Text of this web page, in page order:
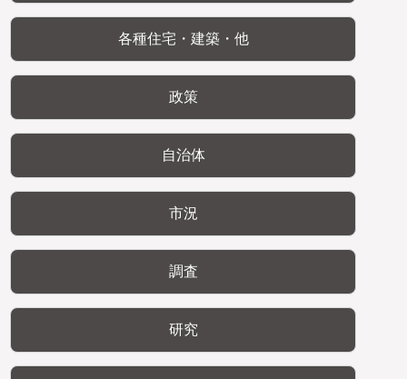
各種住宅・建築・他
政策
自治体
市況
調査
研究